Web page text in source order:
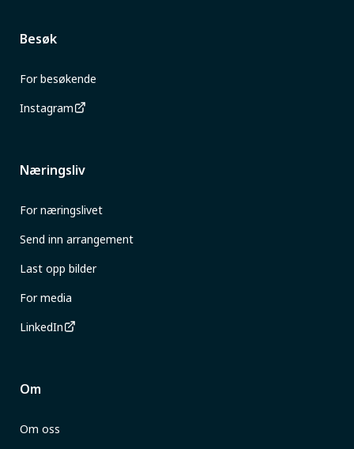
Besøk
For besøkende
Instagram
Næringsliv
For næringslivet
Send inn arrangement
Last opp bilder
For media
LinkedIn
Om
Om oss